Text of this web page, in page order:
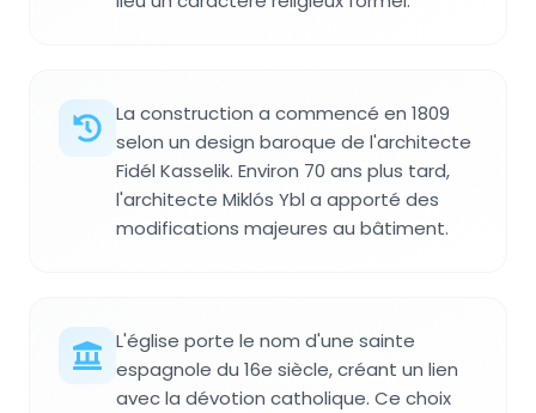
La construction a commencé en 1809
selon un design baroque de l'architecte
Fidél Kasselik. Environ 70 ans plus tard,
l'architecte Miklós Ybl a apporté des
modifications majeures au bâtiment.
L'église porte le nom d'une sainte
espagnole du 16e siècle, créant un lien
avec la dévotion catholique. Ce choix